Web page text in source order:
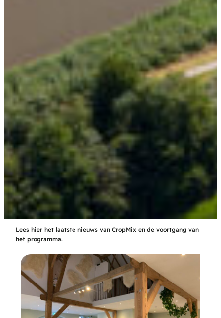
Lees hier het laatste nieuws van CropMix en de voortgang van
het programma.